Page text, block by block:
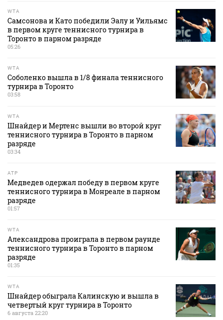
WTA
Самсонова и Като победили Эалу и Уильямс
в первом круге теннисного турнира в
Торонто в парном разряде
05:26
WTA
Соболенко вышла в 1/8 финала теннисного
турнира в Торонто
03:58
WTA
Шнайдер и Мертенс вышли во второй круг
теннисного турнира в Торонто в парном
разряде
03:34
ATP
Медведев одержал победу в первом круге
теннисного турнира в Монреале в парном
разряде
01:57
WTA
Александрова проиграла в первом раунде
теннисного турнира в Торонто в парном
разряде
01:35
WTA
Шнайдер обыграла Калинскую и вышла в
четвертый круг турнира в Торонто
6 августа 22:20